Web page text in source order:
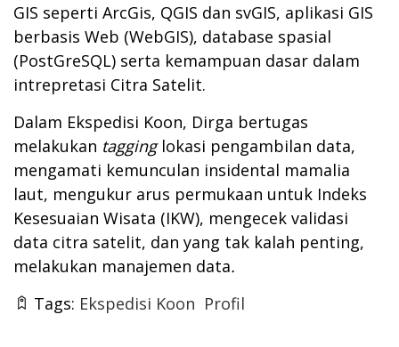
GIS seperti ArcGis, QGIS dan svGIS, aplikasi GIS
berbasis Web (WebGIS), database spasial
(PostGreSQL) serta kemampuan dasar dalam
intrepretasi Citra Satelit.
Dalam Ekspedisi Koon, Dirga bertugas
melakukan tagging lokasi pengambilan data,
mengamati kemunculan insidental mamalia
laut, mengukur arus permukaan untuk Indeks
Kesesuaian Wisata (IKW), mengecek validasi
data citra satelit, dan yang tak kalah penting,
melakukan manajemen data.
Tags: Ekspedisi Koon Profil